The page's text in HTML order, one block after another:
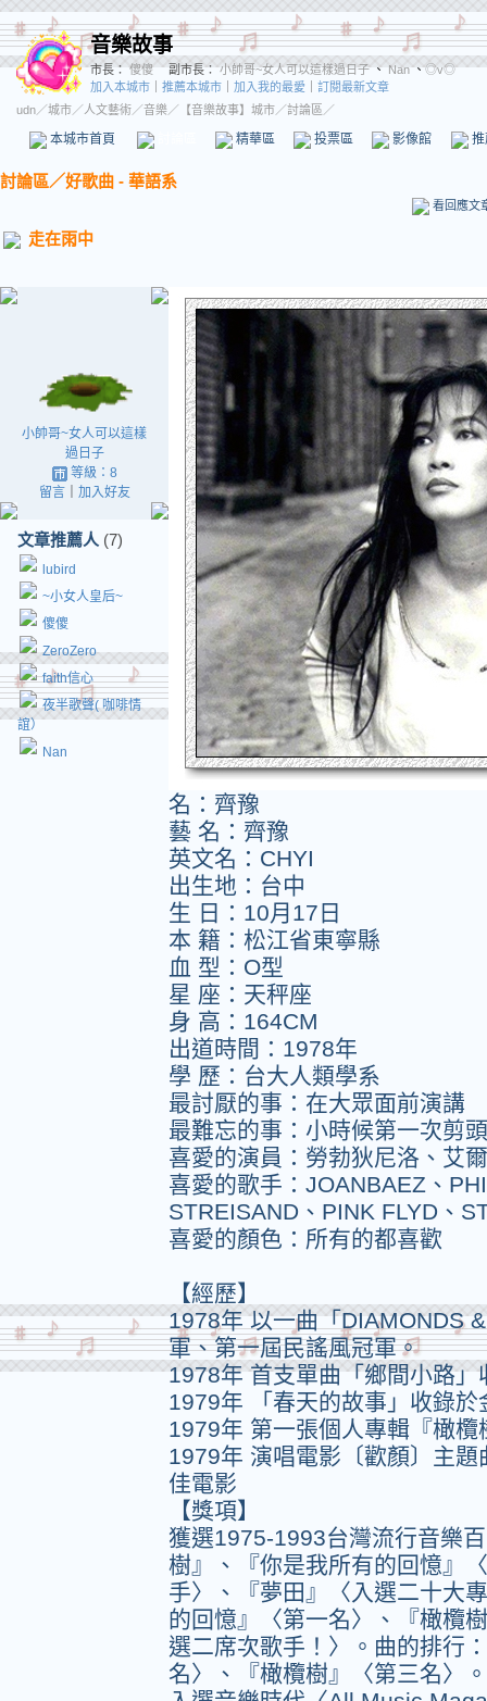
音樂故事
市長： 傻傻 副市長： 小帥哥~女人可以這樣過日子、 Nan、◎v◎
加入本城市
推薦本城市 加入我的最愛
訂閱最新文章
udn／城市／人文藝術／音樂／ 【音樂故事】城市／討論區／
本城市首頁 精華區 投票區 影像館
討論區／好歌曲 - 華語系
看回應文
走在雨中
小帥哥~女人可以這樣
過日子
等級：8
留言｜ 加入好友
文章推薦人 (7)
lubird
~小女人皇后~
傻傻
ZeroZero
faith信心
夜半歌聲( 咖啡情
誼）
Nan
名：齊豫
藝 名：齊豫
英文名：CHYI
出生地：台中
生 日：10月17日
本 籍：松江省東寧縣
血 型：O型
星 座：天秤座
身 高：164CM
出道時間：1978年
學 歷：台大人類學系
最討厭的事：在大眾面前演講
最難忘的事：小時候第一次剪
喜愛的演員：勞勃狄尼洛、艾
喜愛的歌手：JOANBAEZ、
STREISAND、PINK FLYD、
喜愛的顏色：所有的都喜歡
【經歷】
1978年 以一曲「DIAMONDS
軍、第一屆民謠風冠軍。
1978年 首支單曲「鄉間小路
1979年 「春天的故事」收錄於
1979年 第一張個人專輯『橄欖
1979年 演唱電影〔歡顏〕主
佳電影
【獎項】
獲選1975-1993台灣流行音樂
樹』、『你是我所有的回憶』
手〉、『夢田』〈入選二十大
的回憶』〈第一名〉、『橄欖
選二席次歌手！〉。曲的排行
名〉、『橄欖樹』〈第三名〉。